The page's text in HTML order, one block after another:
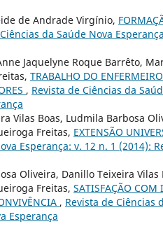
de Andrade Virgínio,
da Saúde Nova
Jaquelyne Roque Barrêto,
TRABALHO DO
, Revista de Ciências da
Vilas Boas, Ludmila Barbosa
Freitas, EXTENSÃO
Esperança: v. 12 n. 1 (2014):
Oliveira, Danillo Teixeira
Freitas, SATISFAÇÃO COM
, Revista de Ciências
Esperança